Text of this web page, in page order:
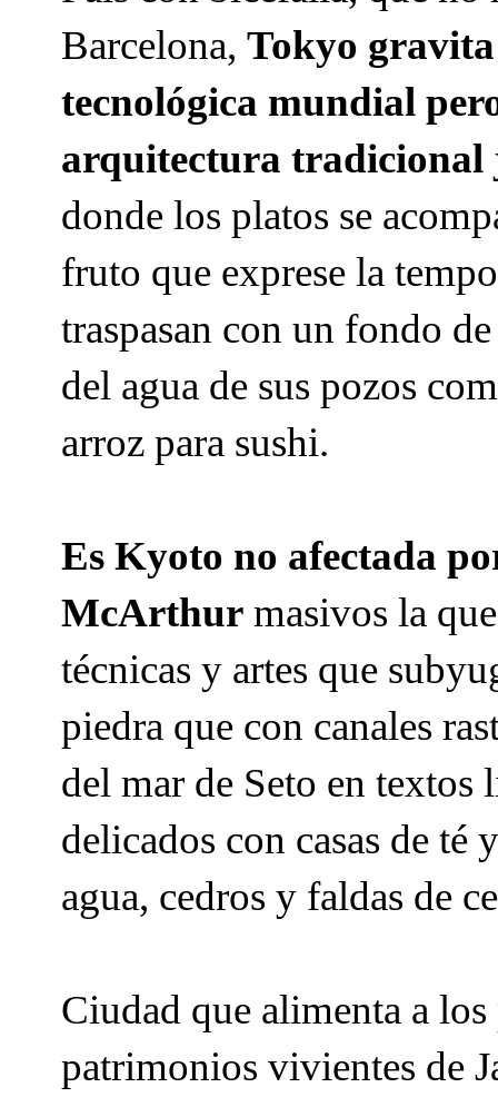
Barcelona, Tokyo gravita
tecnológica mundial
arquitectura tradicional
donde los platos se
fruto que exprese la
traspasan con un fondo
del agua de sus pozos
arroz para sushi.
Es Kyoto no afectada
McArthur masivos la
técnicas y artes que
piedra que con canales
del mar de Seto en textos
delicados con casas de té
agua, cedros y faldas de
Ciudad que alimenta a
patrimonios vivientes de